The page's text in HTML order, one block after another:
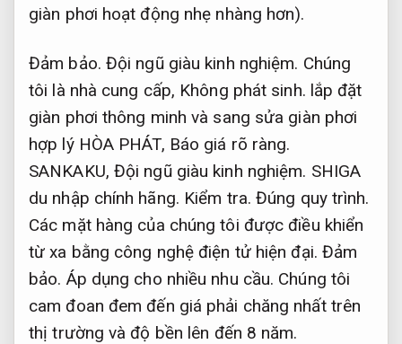
giàn phơi hoạt động nhẹ nhàng hơn).
Đảm bảo. Đội ngũ giàu kinh nghiệm. Chúng
tôi là nhà cung cấp, Không phát sinh. lắp đặt
giàn phơi thông minh và sang sửa giàn phơi
hợp lý HÒA PHÁT, Báo giá rõ ràng.
SANKAKU, Đội ngũ giàu kinh nghiệm. SHIGA
du nhập chính hãng. Kiểm tra. Đúng quy trình.
Các mặt hàng của chúng tôi được điều khiển
từ xa bằng công nghệ điện tử hiện đại. Đảm
bảo. Áp dụng cho nhiều nhu cầu. Chúng tôi
cam đoan đem đến giá phải chăng nhất trên
thị trường và độ bền lên đến 8 năm.